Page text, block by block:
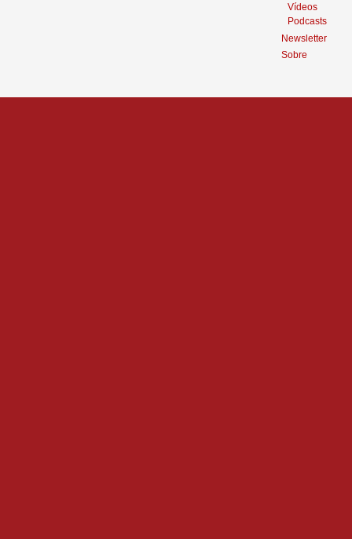
Vídeos
Podcasts
Newsletter
Sobre